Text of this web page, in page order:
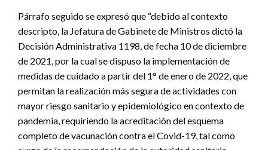
Párrafo seguido se expresó que “debido al contexto
descripto, la Jefatura de Gabinete de Ministros dictó la
Decisión Administrativa 1198, de fecha 10 de diciembre
de 2021, por la cual se dispuso la implementación de
medidas de cuidado a partir del 1° de enero de 2022, que
permitan la realización más segura de actividades con
mayor riesgo sanitario y epidemiológico en contexto de
pandemia, requiriendo la acreditación del esquema
completo de vacunación contra el Covid-19, tal como